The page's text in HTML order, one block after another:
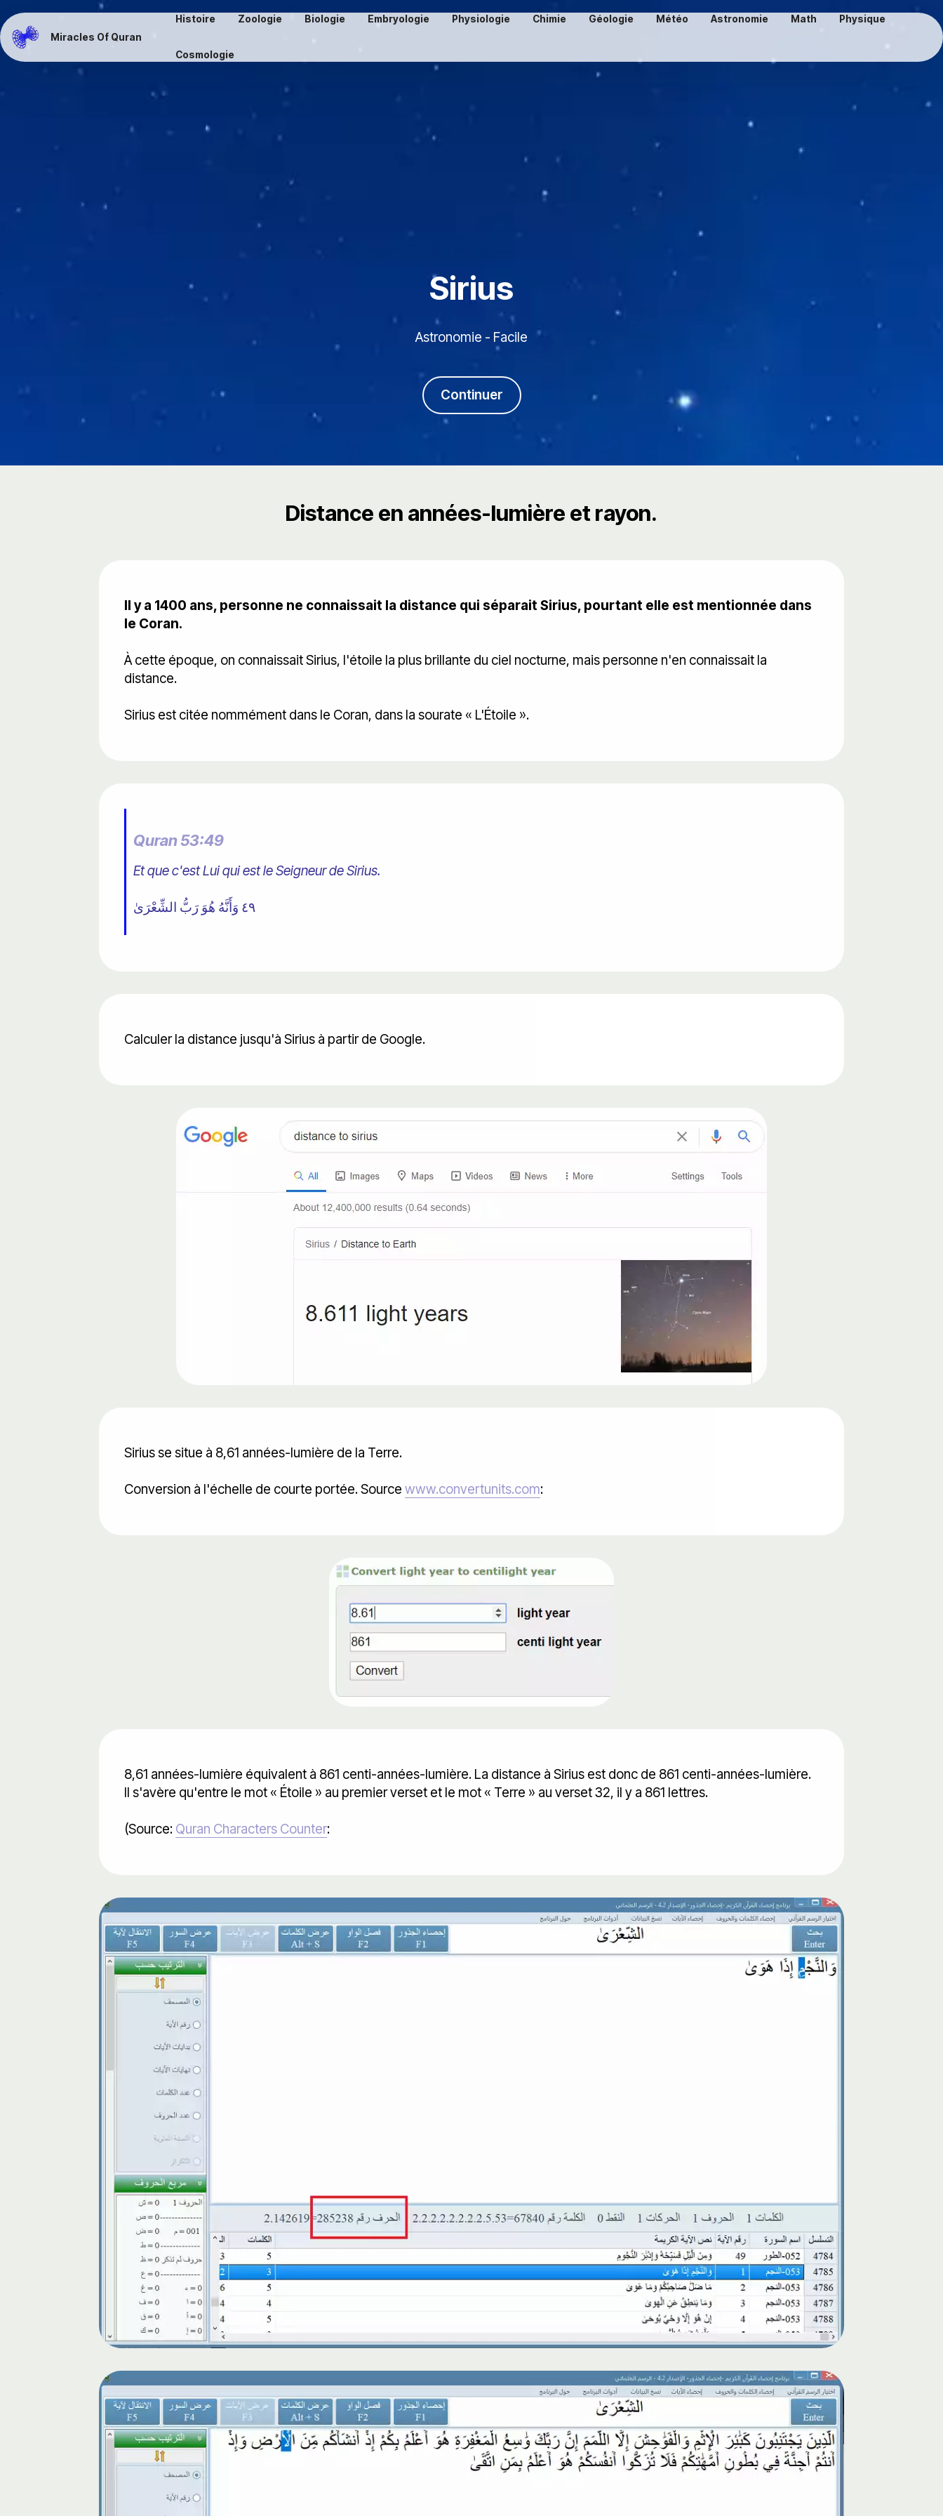
Miracles Of Quran
Histoire Zoologie Biologie Embryologie Physiologie Chimie Géologie Météo Astronomie Math Physique
Cosmologie
Sirius
Astronomie - Facile
Continuer
Distance en années-lumière et rayon.
Il y a 1400 ans, personne ne connaissait la distance qui séparait Sirius, pourtant elle est mentionnée dans
le Coran.
À cette époque, on connaissait Sirius, l'étoile la plus brillante du ciel nocturne, mais personne n'en connaissait la
distance.
Sirius est citée nommément dans le Coran, dans la sourate « L'Étoile ».
Quran 53:49
Et que c'est Lui qui est le Seigneur de Sirius.
٤٩ وَأَنَّهُ هُوَ رَبُّ الشِّعْرَىٰ
Calculer la distance jusqu'à Sirius à partir de Google.
Sirius se situe à 8,61 années-lumière de la Terre.
Conversion à l'échelle de courte portée. Sourcewww.convertunits.com:
8,61 années-lumière équivalent à 861 centi-années-lumière. La distance à Sirius est donc de 861 centi-années-lumière.
Il s'avère qu'entre le mot « Étoile » au premier verset et le mot « Terre » au verset 32, il y a 861 lettres.
(Source: Quran Characters Counter: